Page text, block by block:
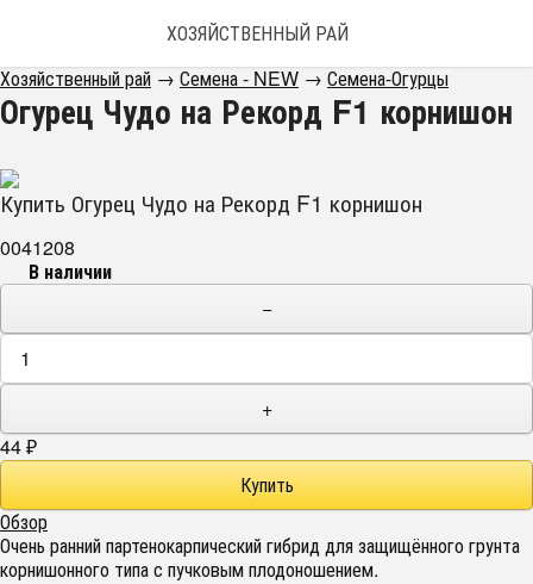
ХОЗЯЙСТВЕННЫЙ РАЙ
Хозяйственный рай → Семена - NEW → Семена-Огурцы
Огурец Чудо на Рекорд F1 корнишон
Купить Огурец Чудо на Рекорд F1 корнишон
0041208
В наличии
−
+
44 ₽
Обзор
Очень ранний партенокарпический гибрид для защищённого грунта
корнишонного типа с пучковым плодоношением.